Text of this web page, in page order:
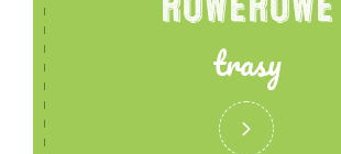
trasy